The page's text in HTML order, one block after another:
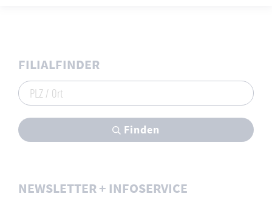
FILIALFINDER
PLZ / Ort
Finden
NEWSLETTER + INFOSERVICE